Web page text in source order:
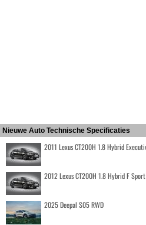
Nieuwe Auto Technische Specificaties
2011 Lexus CT200H 1.8 Hybrid
2012 Lexus CT200H 1.8 Hybrid F
2025 Deepal S05 RWD